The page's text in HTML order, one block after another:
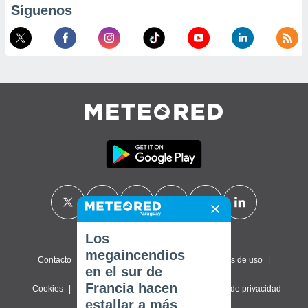
Síguenos
Contacto Sobre nosotros FAQ Términos de uso
Cookies Política de privacidad Configuración de privacidad
Los
megaincendios
en el sur de
Francia hacen
estallar a más